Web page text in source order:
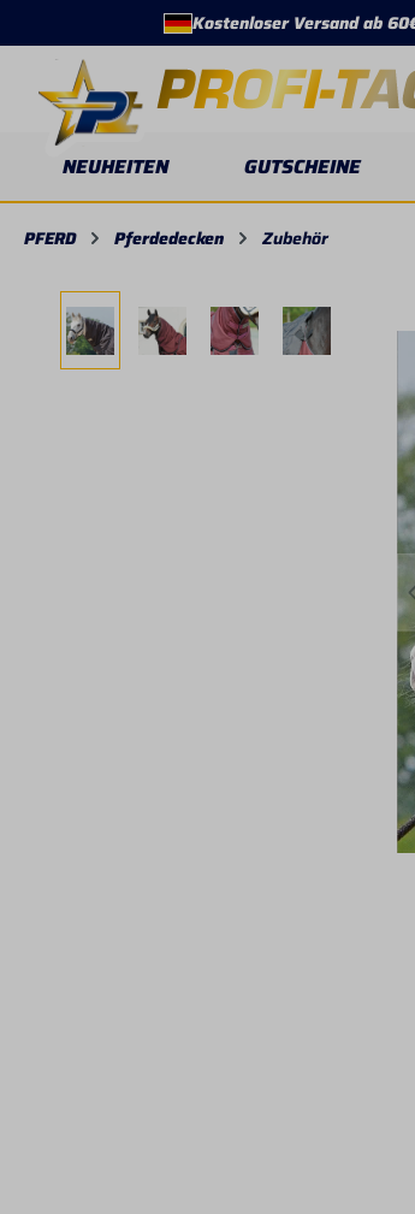
Zur Hauptnavigation springen
Kostenloser Versand ab
NEUHEITEN GUTSCHEINE
PFERD Pferdedecken Zubehör
Bildergalerie überspringen